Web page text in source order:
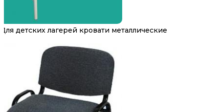
Для детских лагерей кровати металлические